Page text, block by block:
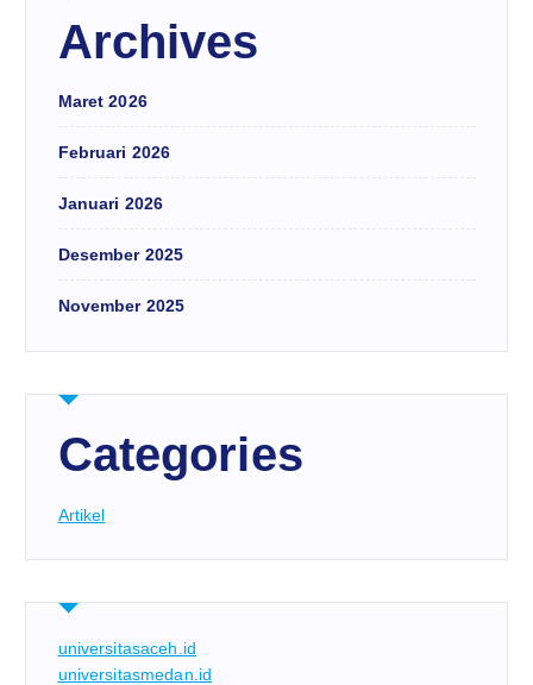
Archives
Maret 2026
Februari 2026
Januari 2026
Desember 2025
November 2025
Categories
Artikel
universitasaceh.id
universitasmedan.id